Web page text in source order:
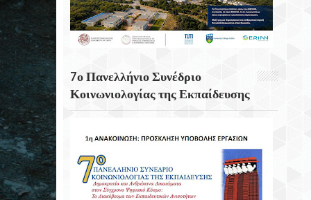
Τη Γνωστική Έκπτωση
Το Λιμάνι Του Ρότερνταμ
Hashimoto: Η «αόρατη» Πάθηση Πίσω
Από Την Κόπωση Και Την Έλλειψη
Ενέργειας
Γέφυρα Ρίου – Αντίρριου
7ο Πανελλήνιο Συνέδριο
Κοινωνιολογίας της Εκπαίδευσης